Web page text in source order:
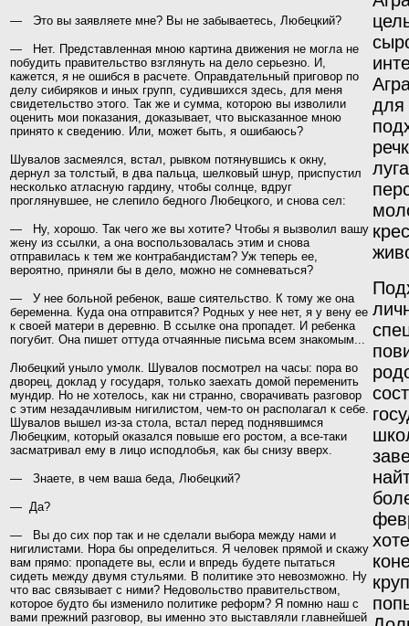
— Это вы заявляете мне? Вы не забываетесь, Любецкий?
— Нет. Представленная мною картина движения не могла не
побудить правительство взглянуть на дело серьезно. И,
кажется, я не ошибся в расчете. Оправдательный приговор по
делу сибиряков и иных групп, судившихся здесь, для меня
свидетельство этого. Так же и сумма, которою вы изволили
оценить мои показания, доказывает, что высказанное мною
принято к сведению. Или, может быть, я ошибаюсь?
Шувалов засмеялся, встал, рывком потянувшись к окну,
дернул за толстый, в два пальца, шелковый шнур, приспустил
несколько атласную гардину, чтобы солнце, вдруг
проглянувшее, не слепило бедного Любецкого, и снова сел:
— Ну, хорошо. Так чего же вы хотите? Чтобы я вызволил вашу
жену из ссылки, а она воспользовалась этим и снова
отправилась к тем же контрабандистам? Уж теперь ее,
вероятно, приняли бы в дело, можно не сомневаться?
— У нее больной ребенок, ваше сиятельство. К тому же она
беременна. Куда она отправится? Родных у нее нет, я у вену ее
к своей матери в деревню. В ссылке она пропадет. И ребенка
погубит. Она пишет оттуда отчаянные письма всем знакомым...
Любецкий уныло умолк. Шувалов посмотрел на часы: пора во
дворец, доклад у государя, только заехать домой переменить
мундир. Но не хотелось, как ни странно, сворачивать разговор
с этим незадачливым нигилистом, чем-то он располагал к себе.
Шувалов вышел из-за стола, встал перед поднявшимся
Любецким, который оказался повыше его ростом, а все-таки
засматривал ему в лицо исподлобья, как бы снизу вверх.
— Знаете, в чем ваша беда, Любецкий?
— Да?
— Вы до сих пор так и не сделали выбора между нами и
нигилистами. Нора бы определиться. Я человек прямой и скажу
вам прямо: пропадете вы, если и впредь будете пытаться
сидеть между двумя стульями. В полити­ке это невозможно. Ну
что вас связывает с ними? Недо­вольство правительством,
которое будто бы изменило политике реформ? Я помню наш с
вами прежний разговор, вы именно это выставляли главнейшей
для